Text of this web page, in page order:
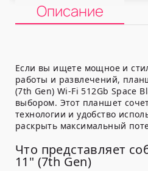
Описание
Если вы ищете мощное и
работы и развлечений,
(7th Gen) Wi-Fi 512Gb Space
выбором. Этот планшет
технологии и удобство
раскрыть максимальный
Что представляет
11" (7th Gen)